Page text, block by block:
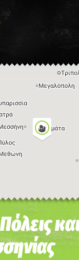
εικόνα ενδέχεται να υπόκειται